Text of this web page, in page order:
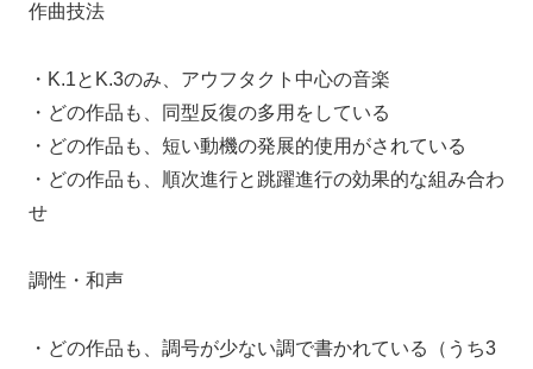
作曲技法
・K.1とK.3のみ、アウフタクト中心の音楽
・どの作品も、同型反復の多用をしている
・どの作品も、短い動機の発展的使用がされている
・どの作品も、順次進行と跳躍進行の効果的な組み合わ
せ
調性・和声
・どの作品も、調号が少ない調で書かれている（うち3